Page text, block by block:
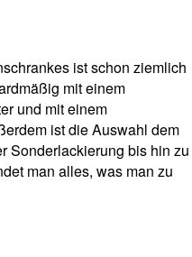
ist schon ziemlich
mit einem
und mit einem
ist die Auswahl dem
Sonderlackierung bis hin zu
man alles, was man zu